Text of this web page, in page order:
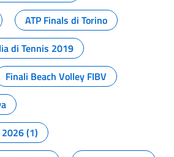
ATP Finals di Torino
di Tennis 2019
Finali Beach Volley FIBV
(1)